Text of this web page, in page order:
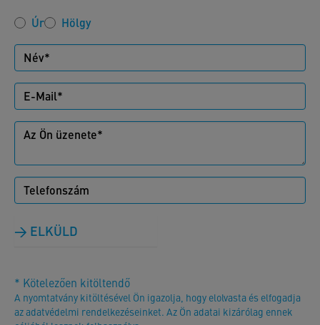
Úr Hölgy
ELKÜLD
* Kötelezően kitöltendő
A nyomtatvány kitöltésével Ön igazolja, hogy elolvasta és elfogadja
az adatvédelmi rendelkezéseinket. Az Ön adatai kizárólag ennek